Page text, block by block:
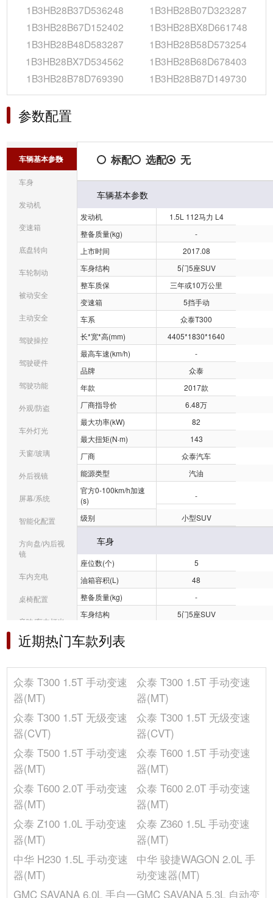
1B3HB28B37D536248
1B3HB28B07D323287
1B3HB28B67D152402
1B3HB28BX8D661748
1B3HB28B48D583287
1B3HB28B58D573254
1B3HB28BX7D534562
1B3HB28B68D678403
1B3HB28B78D769390
1B3HB28B87D149730
参数配置
车辆基本参数
车身
发动机
变速箱
底盘转向
车轮制动
被动安全
主动安全
驾驶操控
驾驶硬件
驾驶功能
外观/防盗
车外灯光
天窗/玻璃
外后视镜
屏幕/系统
智能化配置
方向盘/内后视
镜
车内充电
桌椅配置
音响/车内灯光
冰箱/空调
选装包
其它
标配 选配 无
车辆基本参数
发动机
1.5L 112马力 L4
整备质量(kg)
-
上市时间
2017.08
车身结构
5门5座SUV
整车质保
三年或10万公里
变速箱
5挡手动
车系
众泰T300
长*宽*高(mm)
4405*1830*1640
最高车速(km/h)
-
品牌
众泰
年款
2017款
厂商指导价
6.48万
最大功率(kW)
82
最大扭矩(N·m)
143
厂商
众泰汽车
能源类型
汽油
官方0-100km/h加速
(s)
-
级别 小型SUV
车身
座位数(个)
5
油箱容积(L)
48
整备质量(kg)
-
车身结构
5门5座SUV
车门数(个)
车门开启方式
平开门
高度(mm)
1640
宽度(mm)
1830
前轮距(mm)
1560
燃料形式
汽油
环保标准
国V
每缸气门数(个)
4
自然吸气
近期热门车款列表
众泰 T300 1.5T 手动变速
器(MT)
众泰 T300 1.5T 手动变速
器(MT)
众泰 T300 1.5T 无级变速
器(CVT)
众泰 T300 1.5T 无级变速
器(CVT)
众泰 T500 1.5T 手动变速
器(MT)
众泰 T600 1.5T 手动变速
器(MT)
众泰 T600 2.0T 手动变速
器(MT)
众泰 T600 2.0T 手动变速
器(MT)
众泰 Z100 1.0L 手动变速
器(MT)
众泰 Z360 1.5L 手动变速
器(MT)
中华 H230 1.5L 手动变速
器(MT)
中华 骏捷WAGON 2.0L 手
动变速器(MT)
GMC SAVANA 6.0L 手自一GMC SAVANA 5.3L 自动变